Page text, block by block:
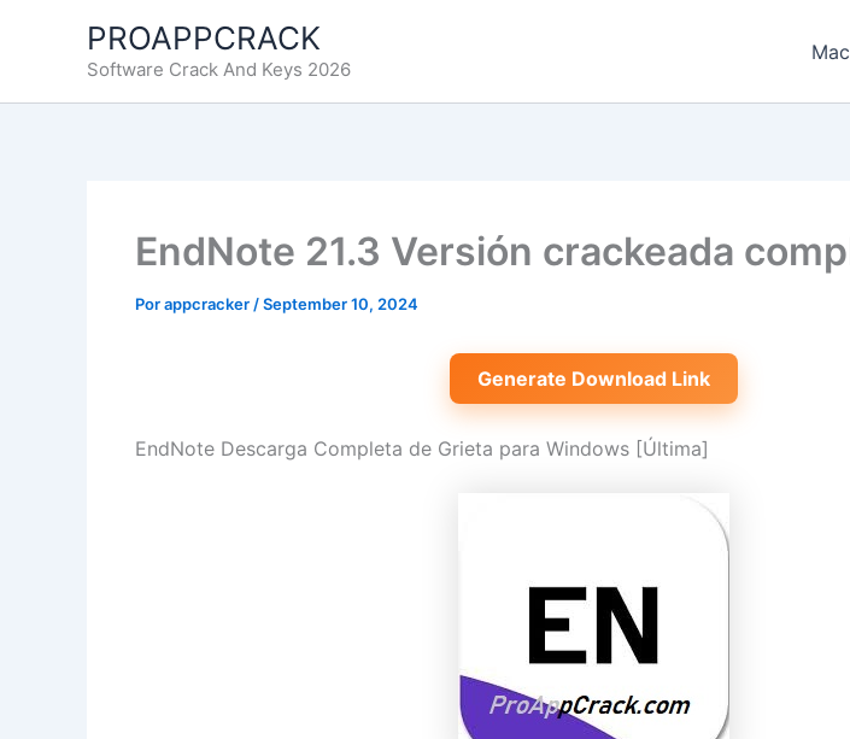
contenido
PROAPPCRACK
Software Crack And Keys 2026
Mac
EndNote 21.3 Versión crackeada
Porappcracker /September 10, 2024
Generate Download Link
EndNote Descarga Completa de Grieta para Windows [Última]